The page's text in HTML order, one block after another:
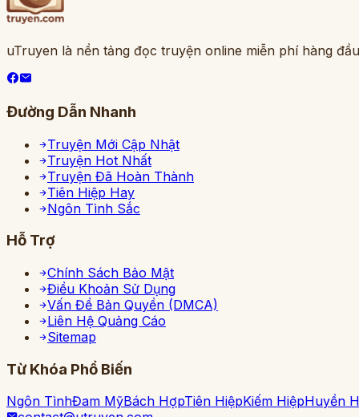
uTruyen là nền tảng đọc truyện online miễn phí hàng
Đường Dẫn Nhanh
Truyện Mới Cập Nhật
Truyện Hot Nhất
Truyện Đã Hoàn Thành
Tiên Hiệp Hay
Ngôn Tình Sắc
Hỗ Trợ
Chính Sách Bảo Mật
Điều Khoản Sử Dụng
Vấn Đề Bản Quyền (DMCA)
Liên Hệ Quảng Cáo
Sitemap
Từ Khóa Phổ Biến
Ngôn TìnhĐam MỹBách HợpTiên HiệpKiếm HiệpHuyền